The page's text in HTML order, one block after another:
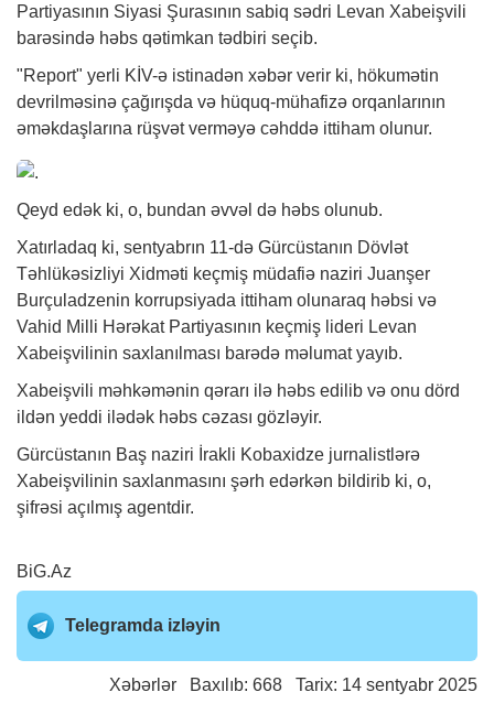
Partiyasının Siyasi Şurasının sabiq sədri Levan Xabeişvili
barəsində həbs qətimkan tədbiri seçib.
"Report" yerli KİV-ə istinadən xəbər verir ki, hökumətin
devrilməsinə çağırışda və hüquq-mühafizə orqanlarının
əməkdaşlarına rüşvət verməyə cəhddə ittiham olunur.
Qeyd edək ki, o, bundan əvvəl də həbs olunub.
Xatırladaq ki, sentyabrın 11-də Gürcüstanın Dövlət
Təhlükəsizliyi Xidməti keçmiş müdafiə naziri Juanşer
Burçuladzenin korrupsiyada ittiham olunaraq həbsi və
Vahid Milli Hərəkat Partiyasının keçmiş lideri Levan
Xabeişvilinin saxlanılması barədə məlumat yayıb.
Xabeişvili məhkəmənin qərarı ilə həbs edilib və onu dörd
ildən yeddi ilədək həbs cəzası gözləyir.
Gürcüstanın Baş naziri İrakli Kobaxidze jurnalistlərə
Xabeişvilinin saxlanmasını şərh edərkən bildirib ki, o,
şifrəsi açılmış agentdir.
BiG.Az
Telegramda izləyin
Xəbərlər Baxılıb: 668 Tarix: 14 sentyabr 2025